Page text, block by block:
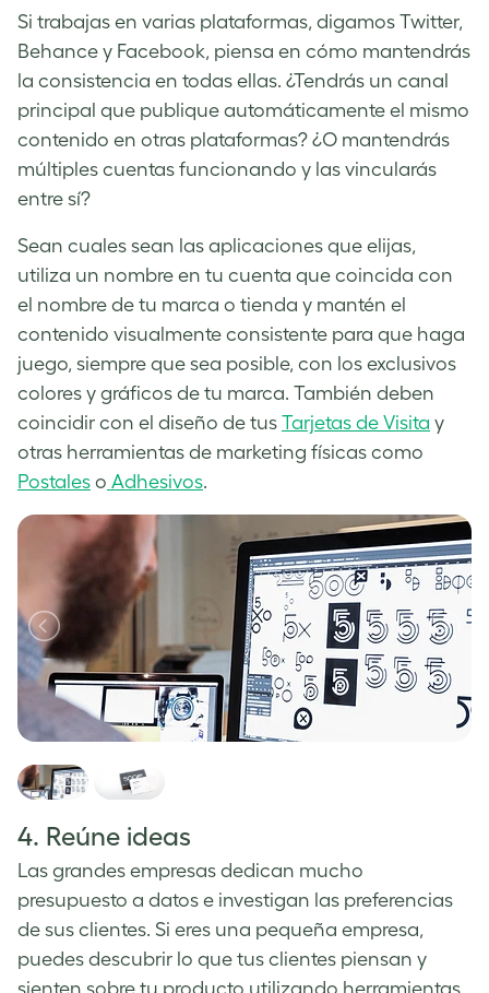
Si trabajas en varias plataformas, digamos Twitter,
Behance y Facebook, piensa en cómo mantendrás
la consistencia en todas ellas. ¿Tendrás un canal
principal que publique automáticamente el mismo
contenido en otras plataformas? ¿O mantendrás
múltiples cuentas funcionando y las vincularás
entre sí?
Sean cuales sean las aplicaciones que elijas,
utiliza un nombre en tu cuenta que coincida con
el nombre de tu marca o tienda y mantén el
contenido visualmente consistente para que haga
juego, siempre que sea posible, con los exclusivos
colores y gráficos de tu marca. También deben
coincidir con el diseño de tus Tarjetas de Visita y
otras herramientas de marketing físicas como
Postales o Adhesivos.
4. Reúne ideas
Las grandes empresas dedican mucho
presupuesto a datos e investigan las preferencias
de sus clientes. Si eres una pequeña empresa,
puedes descubrir lo que tus clientes piensan y